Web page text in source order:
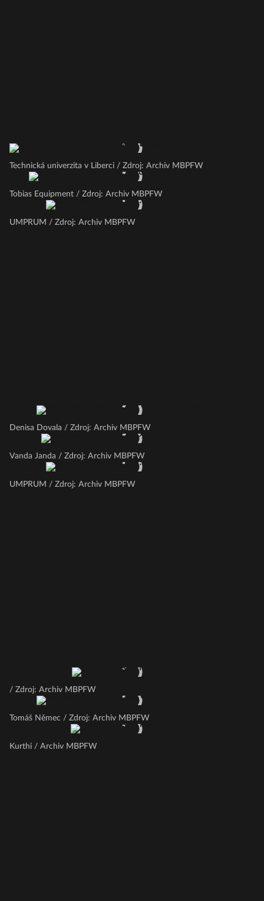
Technická univerzita v Liberci / Zdroj: Archiv MBPFW
Tobias Equipment / Zdroj: Archiv MBPFW
UMPRUM / Zdroj: Archiv MBPFW
Denisa Dovala / Zdroj: Archiv MBPFW
Vanda Janda / Zdroj: Archiv MBPFW
UMPRUM / Zdroj: Archiv MBPFW
/ Zdroj: Archiv MBPFW
Tomáš Němec / Zdroj: Archiv MBPFW
Kurthi / Archiv MBPFW